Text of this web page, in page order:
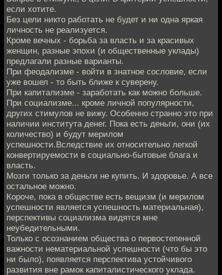
если хотите.
Без цели никто работать не будет и ни одна яркая
личность не реализуется.
Кроме вечных - борьба за власть и за красивых
женщин, разные эпохи (и общественные уклады)
предлагали разные варианты.
При феодализме - войти в знатное сословие, если
уже вошел - то быть ближе к суверену.
При капитализме - заработать как можно больше.
При социализме... кроме личной популярности,
других стимулов не вижу. Особенно странно это при
наличии института денег. Пока есть деньги, они (их
количество) и будут мерилом
успешности.Вследствие их относительно легкой
конвертируемости в социально-бытовые блага и
власть.
Мозги только за деньги не купить. И здоровье. А все
остальное можно.
Короче, пока в обществе есть вещизм (и мерилом
успешности является успешность материальная),
перспективы социализма видятся мне
неубедительными.
Только с осознанием общества о первостепенной
важности нематериальной успешности (что бы это
ни было), появляется перспектива устойчивого
развития вне рамок капиталистического уклада.